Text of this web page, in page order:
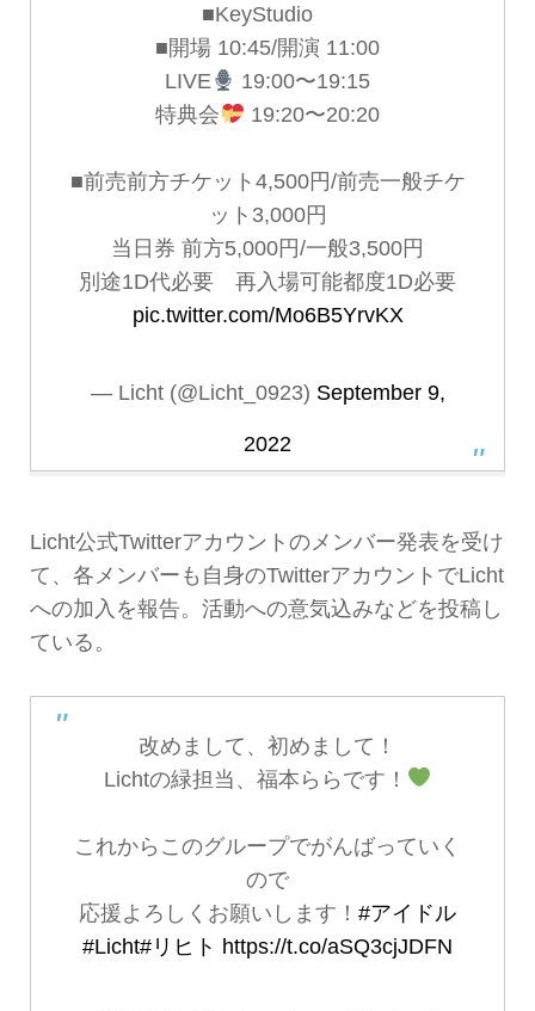
■KeyStudio
■開場 10:45/開演 11:00
LIVE
19:00〜19:15
特典会
19:20〜20:20
■前売前方チケット4,500円/前売一般チケ
ット3,000円
当日券 前方5,000円/一般3,500円
別途1D代必要 再入場可能都度1D必要
pic.twitter.com/Mo6B5YrvKX
— Licht (@Licht_0923) September 9,
2022
Licht公式Twitterアカウントのメンバー発表を受け
て、各メンバーも自身のTwitterアカウントでLicht
への加入を報告。活動への意気込みなどを投稿し
ている。
改めまして、初めまして！
Lichtの緑担当、福本ららです！
これからこのグループでがんばっていく
ので
応援よろしくお願いします！ #アイドル
#Licht#リヒト https://t.co/aSQ3cjJDFN